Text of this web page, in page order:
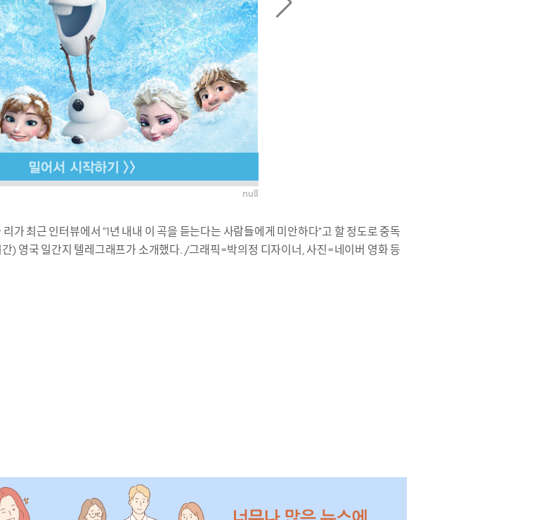
null
가 최근 인터뷰에서 "1년 내내 이 곡을 듣는다는 사람들에게 미안하다"고 할 정도로 중독
) 영국 일간지 텔레그래프가 소개했다. /그래픽=박의정 디자이너, 사진=네이버 영화 등